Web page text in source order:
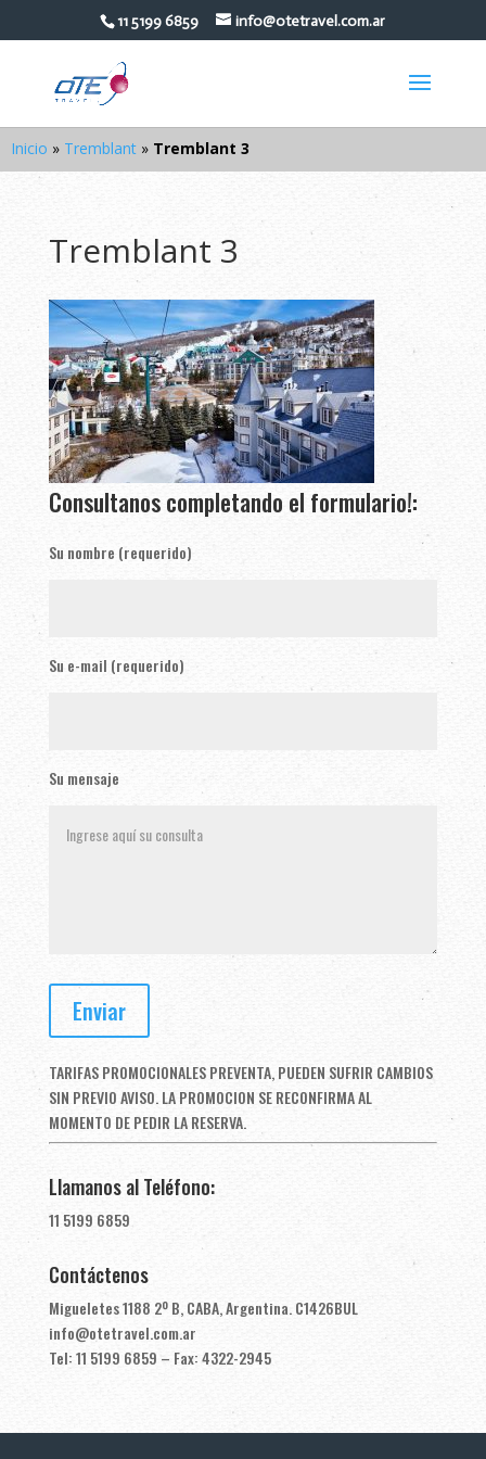
11 5199 6859 info@otetravel.com.ar
Inicio » Tremblant » Tremblant 3
Tremblant 3
Consultanos completando el formulario!:
Su nombre (requerido)
Su e-mail (requerido)
Su mensaje
TARIFAS PROMOCIONALES PREVENTA, PUEDEN SUFRIR CAMBIOS
SIN PREVIO AVISO. LA PROMOCION SE RECONFIRMA AL
MOMENTO DE PEDIR LA RESERVA.
Llamanos al Teléfono:
11 5199 6859
Contáctenos
Migueletes 1188 2º B, CABA, Argentina. C1426BUL
info@otetravel.com.ar
Tel: 11 5199 6859 – Fax: 4322-2945